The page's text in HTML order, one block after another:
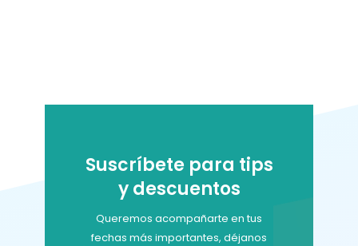
Suscríbete para tips
y descuentos
Queremos acompañarte en tus
fechas más importantes, déjanos